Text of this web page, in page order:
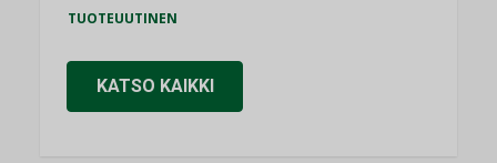
TUOTEUUTINEN
KATSO KAIKKI